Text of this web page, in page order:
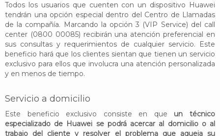
Todos los usuarios que cuenten con un dispositivo Huawei
tendrán una opción especial dentro del Centro de Llamadas
de la compañía. Marcando la opción 3 (VIP Service) del call
center (0800 00085) recibirán una atención preferencial en
sus consultas y requerimientos de cualquier servicio. Este
beneficio hará que los clientes sientan que tienen un servicio
exclusivo para ellos que involucra una atención personalizada
y en menos de tiempo.
Servicio a domicilio
Este beneficio exclusivo consiste en que un técnico
especializado de Huawei se podrá acercar al domicilio o al
trabajo del cliente y resolver el problema que aqueja su